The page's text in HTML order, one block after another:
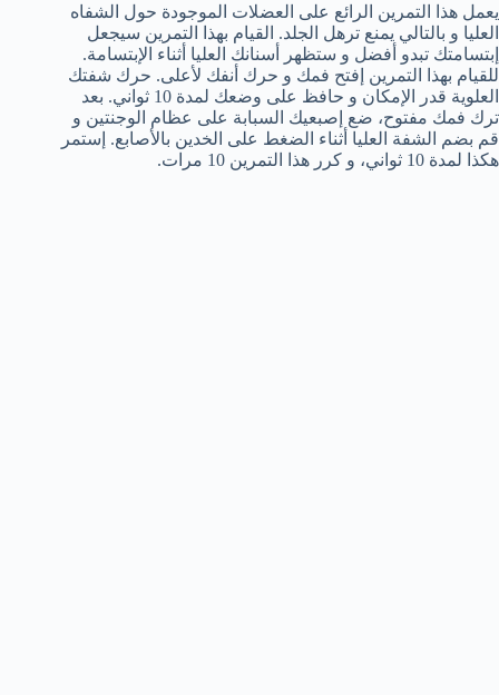
يعمل هذا التمرين الرائع على العضلات الموجودة حول الشفاه
العليا و بالتالي يمنع ترهل الجلد. القيام بهذا التمرين سيجعل
إبتسامتك تبدو أفضل و ستظهر أسنانك العليا أثناء الإبتسامة.
للقيام بهذا التمرين إفتح فمك و حرك أنفك لأعلى. حرك شفتك
العلوية قدر الإمكان و حافظ على وضعك لمدة 10 ثواني. بعد
ترك فمك مفتوح، ضع إصبعيك السبابة على عظام الوجنتين و
قم بضم الشفة العليا أثناء الضغط على الخدين بالأصابع. إستمر
هكذا لمدة 10 ثواني، و كرر هذا التمرين 10 مرات.